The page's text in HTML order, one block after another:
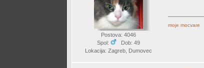
Postova: 4046
Spol:
Dob: 49
Lokacija: Zagreb, Dumovec
moje mocvare